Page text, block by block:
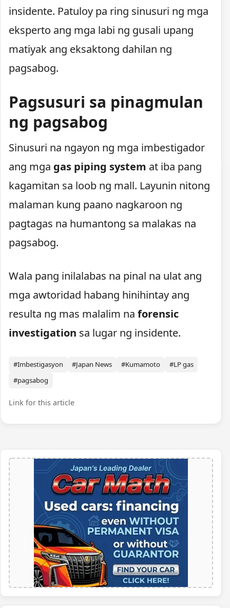
insidente. Patuloy pa ring sinusuri ng mga
eksperto ang mga labi ng gusali upang
matiyak ang eksaktong dahilan ng
pagsabog.
Pagsusuri sa pinagmulan
ng pagsabog
Sinusuri na ngayon ng mga imbestigador
ang mga gas piping system at iba pang
kagamitan sa loob ng mall. Layunin nitong
malaman kung paano nagkaroon ng
pagtagas na humantong sa malakas na
pagsabog.
Wala pang inilalabas na pinal na ulat ang
mga awtoridad habang hinihintay ang
resulta ng mas malalim na forensic
investigation sa lugar ng insidente.
#Imbestigasyon #Japan News #Kumamoto
#LP gas
#pagsabog
Link for this article